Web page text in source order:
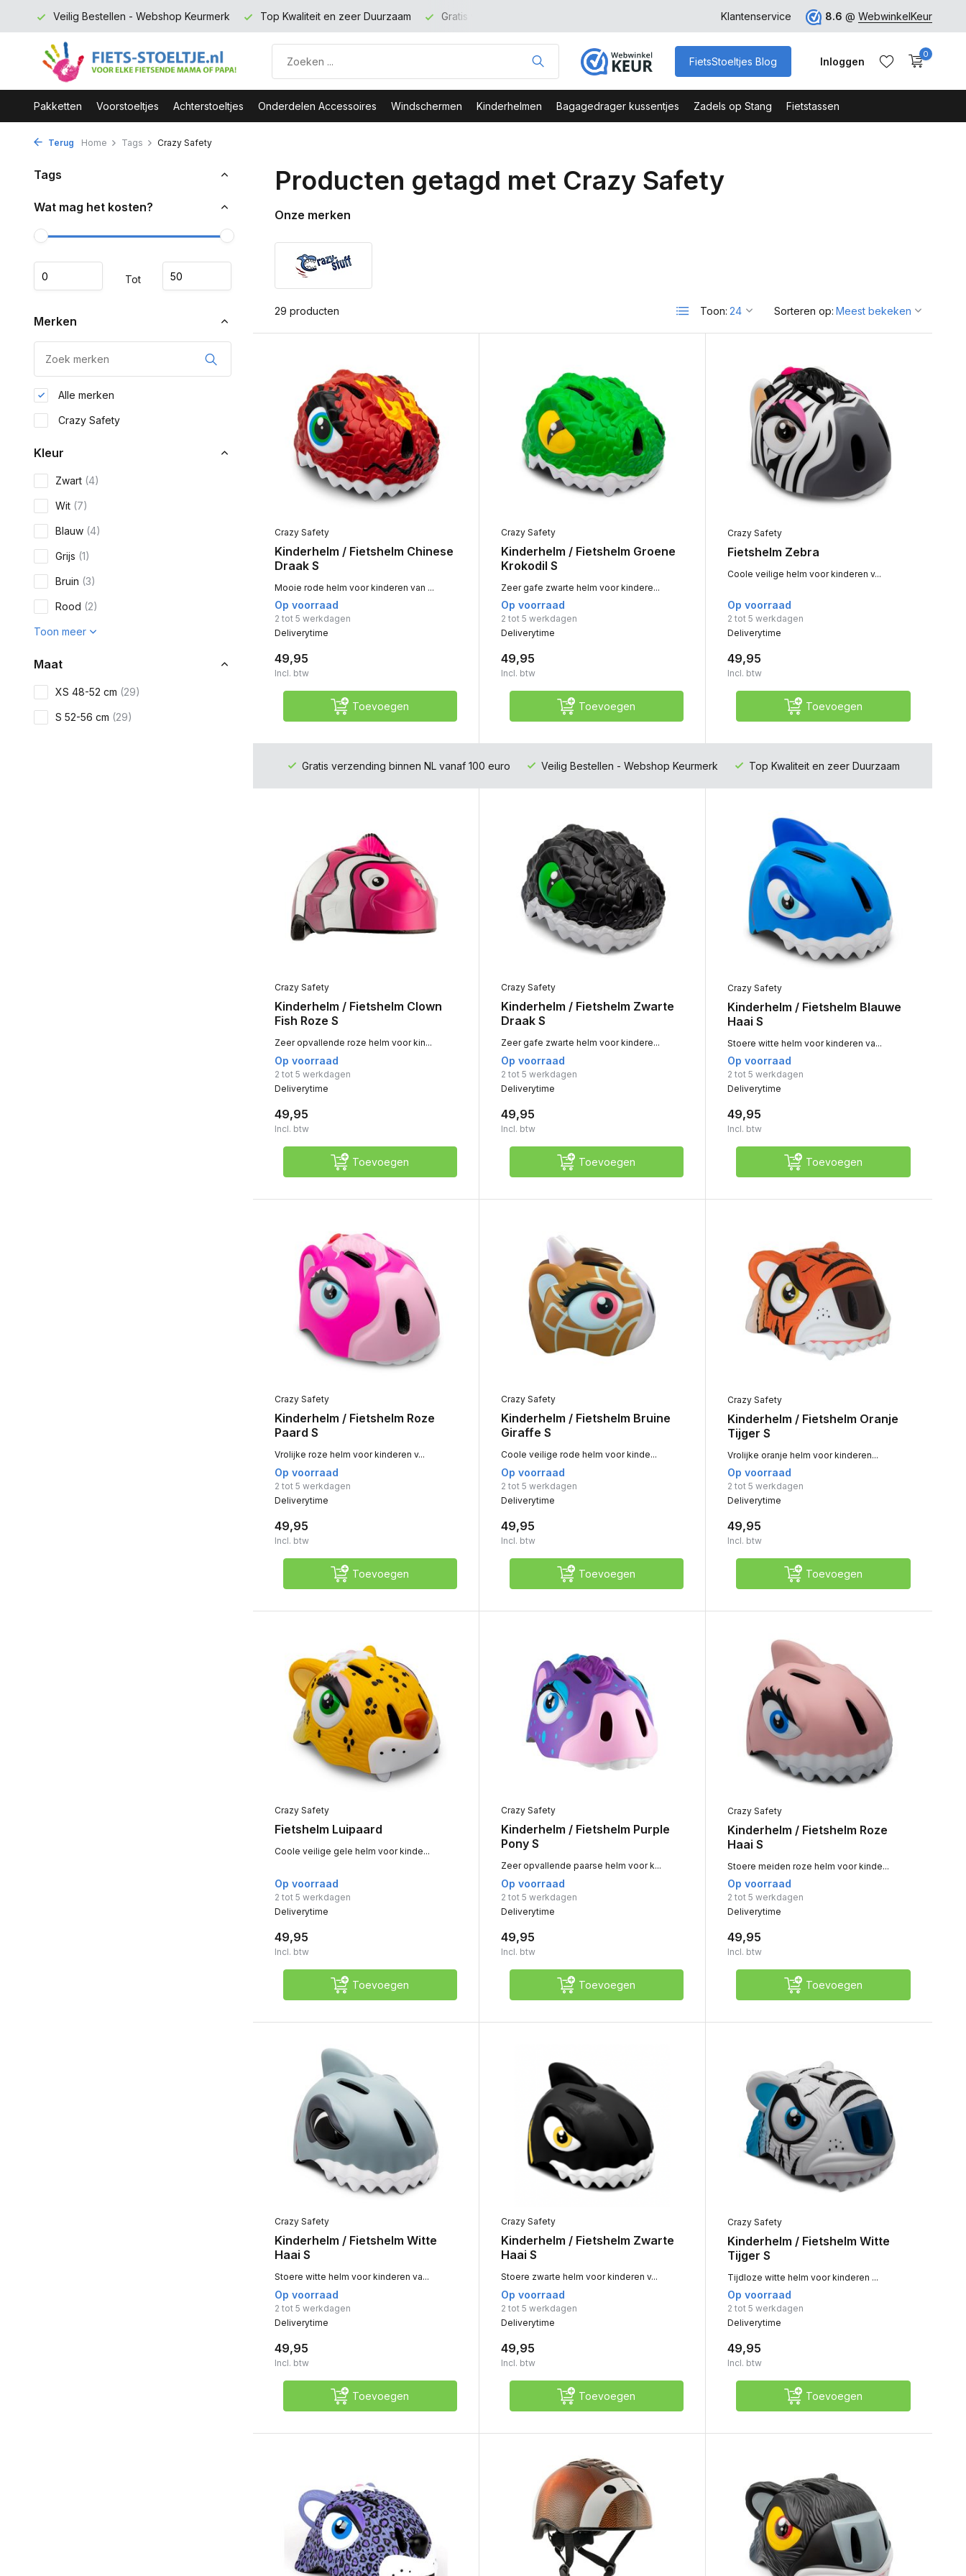
Top Kwaliteit en zeer Duurzaam Gratis verzending binnen NL vanaf 100 euro Klantenservice 8.6 @ WebwinkelKeur
FietsStoeltjes Blog Inloggen
0
Pakketten Voorstoeltjes Achterstoeltjes Onderdelen Accessoires Windschermen Kinderhelmen Bagagedrager kussentjes Zadels op Stang Fietstassen
Terug Home Tags Crazy Safety
Tags
Wat mag het kosten?
Tot
Merken
Alle merken
Crazy Safety
Kleur
Zwart (4)
Wit (7)
Blauw (4)
Grijs (1)
Bruin (3)
Rood (2)
Toon meer
Maat
XS 48-52 cm (29)
S 52-56 cm (29)
Producten getagd met Crazy Safety
Onze merken
29 producten Toon: Sorteren op:
Crazy Safety
Kinderhelm / Fietshelm Chinese
Draak S
Mooie rode helm voor kinderen van ...
Op voorraad
2 tot 5 werkdagen
Deliverytime
49,95
Incl. btw
Toevoegen
Crazy Safety
Kinderhelm / Fietshelm Groene
Krokodil S
Zeer gafe zwarte helm voor kindere...
Op voorraad
2 tot 5 werkdagen
Deliverytime
49,95
Incl. btw
Toevoegen
Crazy Safety
Fietshelm Zebra
Coole veilige helm voor kinderen v...
Op voorraad
2 tot 5 werkdagen
Deliverytime
49,95
Incl. btw
Toevoegen
Gratis verzending binnen NL vanaf 100 euro Veilig Bestellen - Webshop Keurmerk Top Kwaliteit en zeer Duurzaam
Crazy Safety
Kinderhelm / Fietshelm Clown
Fish Roze S
Zeer opvallende roze helm voor kin...
Op voorraad
2 tot 5 werkdagen
Deliverytime
49,95
Incl. btw
Toevoegen
Crazy Safety
Kinderhelm / Fietshelm Zwarte
Draak S
Zeer gafe zwarte helm voor kindere...
Op voorraad
2 tot 5 werkdagen
Deliverytime
49,95
Incl. btw
Toevoegen
Crazy Safety
Kinderhelm / Fietshelm Blauwe
Haai S
Stoere witte helm voor kinderen va...
Op voorraad
2 tot 5 werkdagen
Deliverytime
49,95
Incl. btw
Toevoegen
Crazy Safety
Kinderhelm / Fietshelm Roze
Paard S
Vrolijke roze helm voor kinderen v...
Op voorraad
2 tot 5 werkdagen
Deliverytime
49,95
Incl. btw
Toevoegen
Crazy Safety
Kinderhelm / Fietshelm Bruine
Giraffe S
Coole veilige rode helm voor kinde...
Op voorraad
2 tot 5 werkdagen
Deliverytime
49,95
Incl. btw
Toevoegen
Crazy Safety
Kinderhelm / Fietshelm Oranje
Tijger S
Vrolijke oranje helm voor kinderen...
Op voorraad
2 tot 5 werkdagen
Deliverytime
49,95
Incl. btw
Toevoegen
Crazy Safety
Fietshelm Luipaard
Coole veilige gele helm voor kinde...
Op voorraad
2 tot 5 werkdagen
Deliverytime
49,95
Incl. btw
Toevoegen
Crazy Safety
Kinderhelm / Fietshelm Purple
Pony S
Zeer opvallende paarse helm voor k...
Op voorraad
2 tot 5 werkdagen
Deliverytime
49,95
Incl. btw
Toevoegen
Crazy Safety
Kinderhelm / Fietshelm Roze
Haai S
Stoere meiden roze helm voor kinde...
Op voorraad
2 tot 5 werkdagen
Deliverytime
49,95
Incl. btw
Toevoegen
Crazy Safety
Kinderhelm / Fietshelm Witte
Haai S
Stoere witte helm voor kinderen va...
Op voorraad
2 tot 5 werkdagen
Deliverytime
49,95
Incl. btw
Toevoegen
Crazy Safety
Kinderhelm / Fietshelm Zwarte
Haai S
Stoere zwarte helm voor kinderen v...
Op voorraad
2 tot 5 werkdagen
Deliverytime
49,95
Incl. btw
Toevoegen
Crazy Safety
Kinderhelm / Fietshelm Witte
Tijger S
Tijdloze witte helm voor kinderen ...
Op voorraad
2 tot 5 werkdagen
Deliverytime
49,95
Incl. btw
Toevoegen